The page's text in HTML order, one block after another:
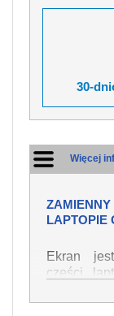
30-
Więcej
LAPTOPIE
Ekran
części
żeby był
on do